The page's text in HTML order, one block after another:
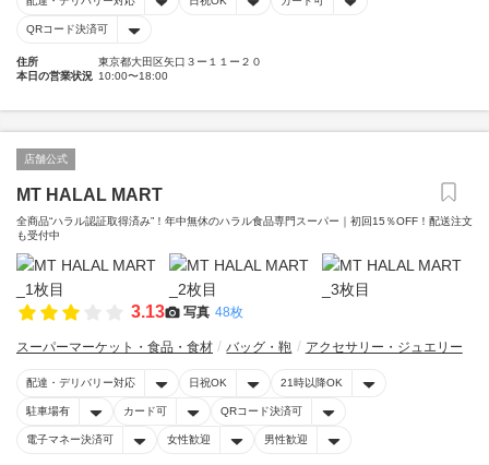
QRコード決済可
住所
東京都大田区矢口３ー１１ー２０
本日の営業状況 10:00〜18:00
店舗公式
MT HALAL MART
全商品“ハラル認証取得済み”！年中無休のハラル食品専門スーパー｜初回15％OFF！配送注文
も受付中
3.13 写真 48枚
スーパーマーケット・食品・食材 バッグ・鞄 アクセサリー・ジュエリー
配達・デリバリー対応 日祝OK 21時以降OK
駐車場有 カード可 QRコード決済可
電子マネー決済可 女性歓迎 男性歓迎